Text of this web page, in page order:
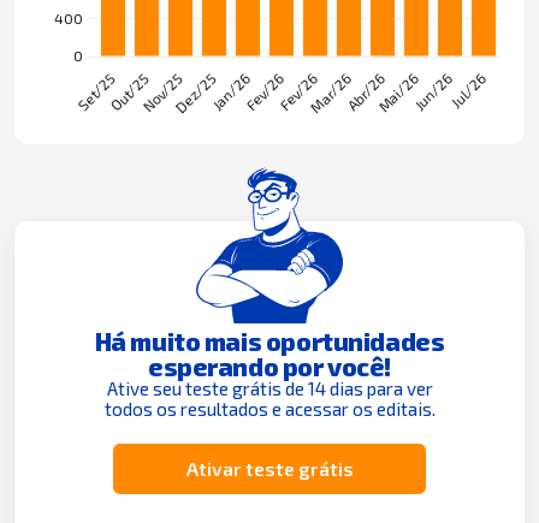
Há muito mais oportunidades
esperando por você!
Ative seu teste grátis de 14 dias para ver
todos os resultados e acessar os editais.
Ativar teste grátis